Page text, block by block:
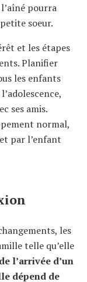
pourra
soeur.
et les étapes
Planifier
les enfants
ses amis.
normal,
par l’enfant
les
telle qu’elle
l’arrivée d’un
dépend de